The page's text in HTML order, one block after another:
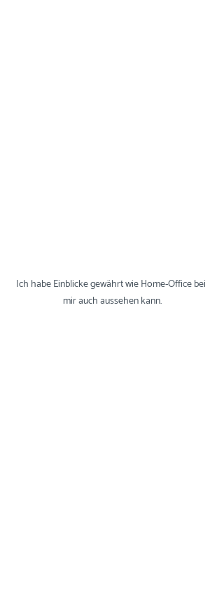
Ich habe Einblicke gewährt wie Home-Office bei
mir auch aussehen kann.